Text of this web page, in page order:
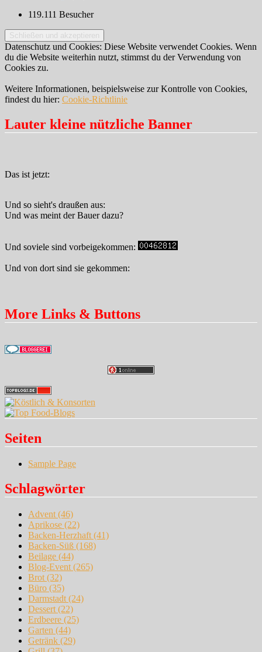
119.111 Besucher
Datenschutz und Cookies: Diese Website verwendet Cookies. Wenn
du die Website weiterhin nutzt, stimmst du der Verwendung von
Cookies zu.
Weitere Informationen, beispielsweise zur Kontrolle von Cookies,
findest du hier: Cookie-Richtlinie
Lauter kleine nützliche Banner
Das ist jetzt:
Und so sieht's draußen aus:
Und was meint der Bauer dazu?
Und soviele sind vorbeigekommen:
Und von dort sind sie gekommen:
More Links & Buttons
Seiten
Sample Page
Schlagwörter
Advent (46)
Aprikose (22)
Backen-Herzhaft (41)
Backen-Süß (168)
Beilage (44)
Blog-Event (265)
Brot (32)
Büro (35)
Darmstadt (24)
Dessert (22)
Erdbeere (25)
Garten (44)
Getränk (29)